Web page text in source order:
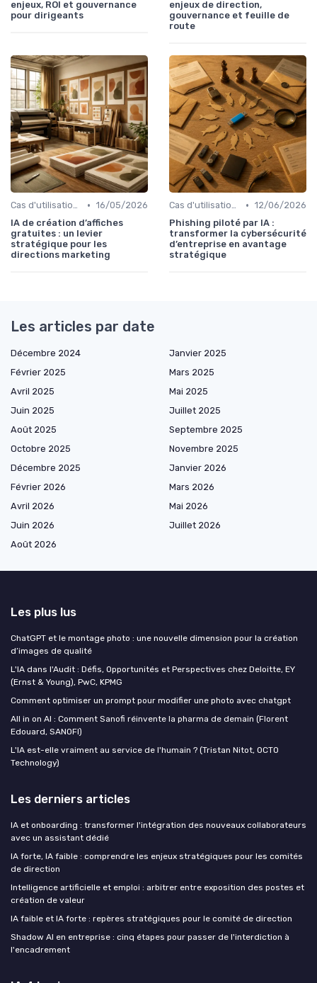
enjeux, ROI et gouvernance
pour dirigeants
enjeux de direction,
gouvernance et feuille de
route
Cas d'utilisation IA Marketing • 16/05/2026
IA de création d’affiches
gratuites : un levier
stratégique pour les
directions marketing
Cas d'utilisation IA Business • 12/06/2026
Phishing piloté par IA :
transformer la cybersécurité
d’entreprise en avantage
stratégique
Les articles par date
Décembre 2024
Janvier 2025
Février 2025
Mars 2025
Avril 2025
Mai 2025
Juin 2025
Juillet 2025
Août 2025
Septembre 2025
Octobre 2025
Novembre 2025
Décembre 2025
Janvier 2026
Février 2026
Mars 2026
Avril 2026
Mai 2026
Juin 2026
Juillet 2026
Août 2026
Les plus lus
ChatGPT et le montage photo : une nouvelle dimension pour la création
d’images de qualité
L'IA dans l'Audit : Défis, Opportunités et Perspectives chez Deloitte, EY
(Ernst & Young), PwC, KPMG
Comment optimiser un prompt pour modifier une photo avec chatgpt
All in on AI : Comment Sanofi réinvente la pharma de demain (Florent
Edouard, SANOFI)
L'IA est-elle vraiment au service de l'humain ? (Tristan Nitot, OCTO
Technology)
Les derniers articles
IA et onboarding : transformer l'intégration des nouveaux collaborateurs
avec un assistant dédié
IA forte, IA faible : comprendre les enjeux stratégiques pour les comités
de direction
Intelligence artificielle et emploi : arbitrer entre exposition des postes et
création de valeur
IA faible et IA forte : repères stratégiques pour le comité de direction
Shadow AI en entreprise : cinq étapes pour passer de l'interdiction à
l'encadrement